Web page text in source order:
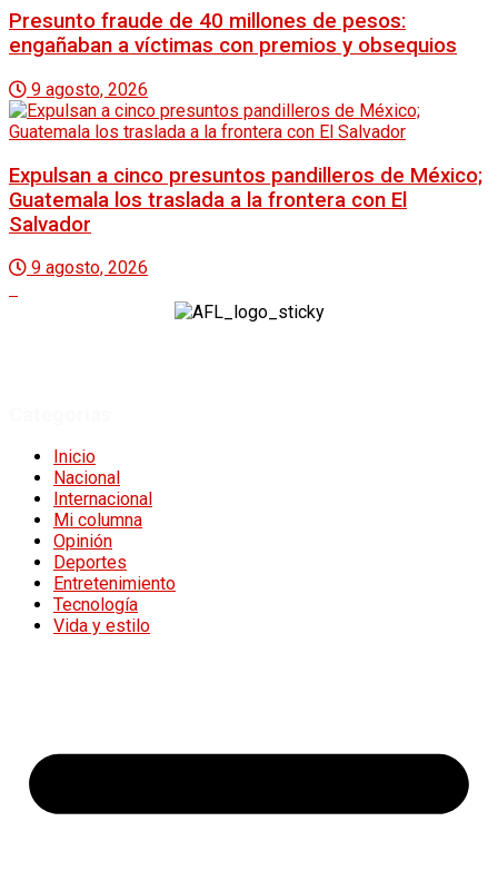
Presunto fraude de 40 millones de pesos:
engañaban a víctimas con premios y obsequios
9 agosto, 2026
Expulsan a cinco presuntos pandilleros de México;
Guatemala los traslada a la frontera con El
Salvador
9 agosto, 2026
Inicio
Nacional
Internacional
Mi columna
Opinión
Deportes
Entretenimiento
Tecnología
Vida y estilo